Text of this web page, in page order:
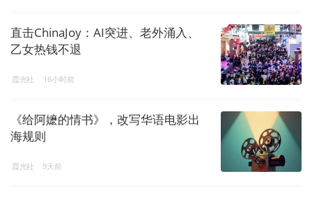
直击ChinaJoy：AI突进、老外涌入、
乙女热钱不退
霞光社 16小时前
《给阿嬷的情书》，改写华语电影出
海规则
霞光社 9天前